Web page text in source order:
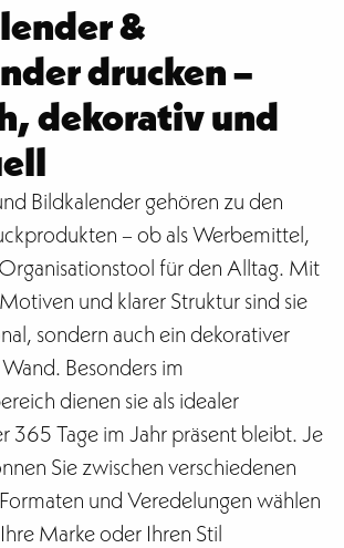
&
drucken –
dekorativ und
Bildkalender gehören zu den
– ob als Werbemittel,
für den Alltag. Mit
und klarer Struktur sind sie
sondern auch ein dekorativer
Besonders im
dienen sie als idealer
365 Tage im Jahr präsent bleibt. Je
Sie zwischen verschiedenen
und Veredelungen wählen
Marke oder Ihren Stil